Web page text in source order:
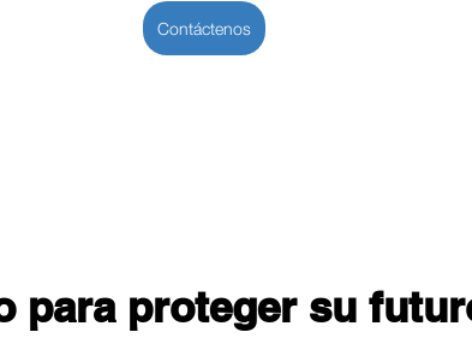
Contáctenos
para proteger su